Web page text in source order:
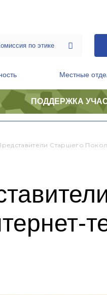
Местные
ПОДДЕРЖКА
Старшего